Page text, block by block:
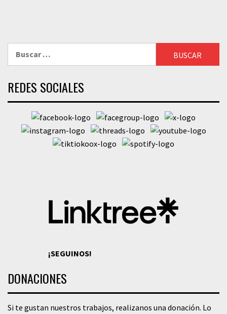
REDES SOCIALES
¡SEGUINOS!
DONACIONES
Si te gustan nuestros trabajos, realizanos una donación. Lo